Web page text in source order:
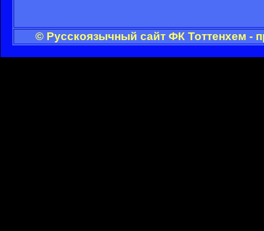
© Русскоязычный сайт ФК Тоттенхем -